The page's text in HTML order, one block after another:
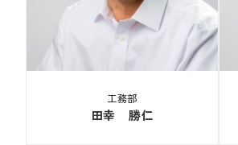
工務部
田幸 勝仁